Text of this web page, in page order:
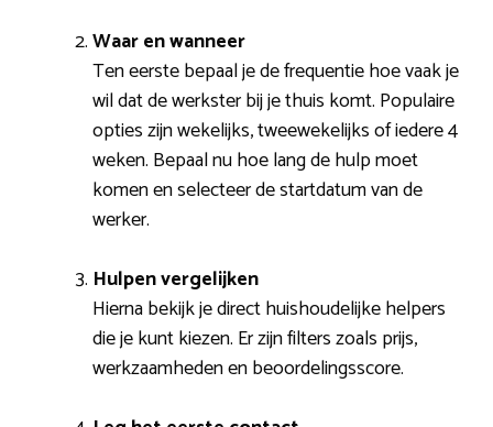
Waar en wanneer
Ten eerste bepaal je de frequentie hoe vaak je
wil dat de werkster bij je thuis komt. Populaire
opties zijn wekelijks, tweewekelijks of iedere 4
weken. Bepaal nu hoe lang de hulp moet
komen en selecteer de startdatum van de
werker.
Hulpen vergelijken
Hierna bekijk je direct huishoudelijke helpers
die je kunt kiezen. Er zijn filters zoals prijs,
werkzaamheden en beoordelingsscore.